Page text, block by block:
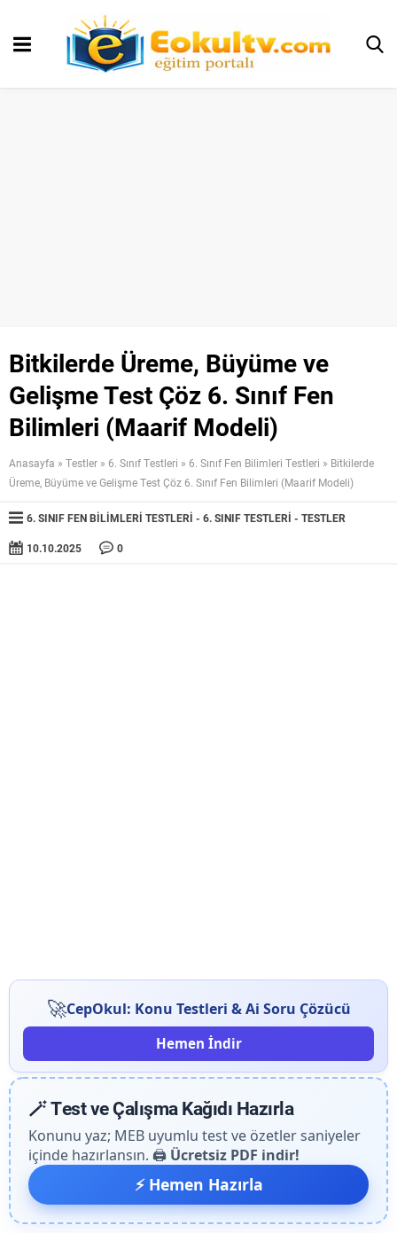
Bitkilerde Üreme, Büyüme ve
Gelişme Test Çöz 6. Sınıf Fen
Bilimleri (Maarif Modeli)
Anasayfa » Testler » 6. Sınıf Testleri » 6. Sınıf Fen Bilimleri Testleri » Bitkilerde
Üreme, Büyüme ve Gelişme Test Çöz 6. Sınıf Fen Bilimleri (Maarif Modeli)
6. SINIF FEN BILIMLERI TESTLERI 6. SINIF TESTLERI TESTLER
10.10.2025 0
🚀CepOkul: Konu Testleri & Ai Soru Çözücü
Hemen İndir
🪄 Test ve Çalışma Kağıdı Hazırla
Konunu yaz; MEB uyumlu test ve özetler saniyeler
içinde hazırlansın. 🖨️ Ücretsiz PDF indir!
⚡ Hemen Hazırla